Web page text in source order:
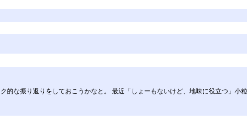
な振り返りをしておこうかなと。 最近「しょーもないけど、地味に役立つ」小